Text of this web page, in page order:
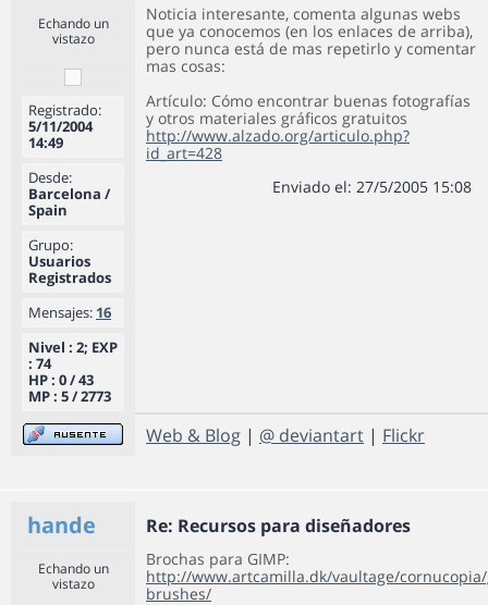
Echando un
vistazo
Registrado:
5/11/2004
14:49
Desde:
Barcelona /
Spain
Grupo:
Usuarios
Registrados
Mensajes: 16
Nivel : 2; EXP
: 74
HP : 0 / 43
MP : 5 / 2773
Noticia interesante, comenta algunas webs
que ya conocemos (en los enlaces de arriba),
pero nunca está de mas repetirlo y comentar
mas cosas:
Artículo: Cómo encontrar buenas fotografías
y otros materiales gráficos gratuitos
http://www.alzado.org/articulo.php?
id_art=428
Enviado el: 27/5/2005 15:08
Web & Blog | @ deviantart | Flickr
hande Re: Recursos para diseñadores
Echando un
vistazo
Brochas para GIMP:
http://www.artcamilla.dk/vaultage/
brushes/